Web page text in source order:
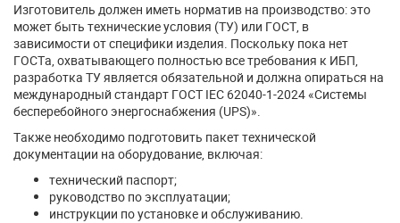
Изготовитель должен иметь норматив на производство: это
может быть технические условия (ТУ) или ГОСТ, в
зависимости от специфики изделия. Поскольку пока нет
ГОСТа, охватывающего полностью все требования к ИБП,
разработка ТУ является обязательной и должна опираться на
международный стандарт ГОСТ IEC 62040-1-2024 «Системы
бесперебойного энергоснабжения (UPS)».
Также необходимо подготовить пакет технической
документации на оборудование, включая:
технический паспорт;
руководство по эксплуатации;
инструкции по установке и обслуживанию.